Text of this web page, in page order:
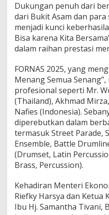
Dukungan penuh dari
dari Bukit Asam dan
menjadi kunci
Bisa karena Kita
dalam raihan prestasi
FORNAS 2025, yang
Menang Semua
profesional seperti Mr.
(Thailand), Akhmad
Nafies (Indonesia).
diperebutkan dalam
termasuk Street Parade,
Ensemble, Battle
(Drumset, Latin
Brass, Percussion).
Kehadiran Menteri
Riefky Harsya dan Ketua
Ibu Hj. Samantha Tivani,